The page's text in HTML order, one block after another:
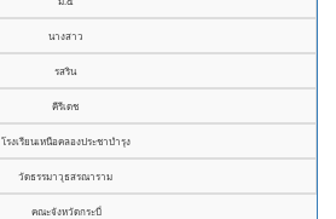
นางสาว
รสริน
คีรีเดช
โรงเรียนเหนือคลองประชาบำรุง
วัดธรรมาวุธสรณาราม
คณะจังหวัดกระบี่